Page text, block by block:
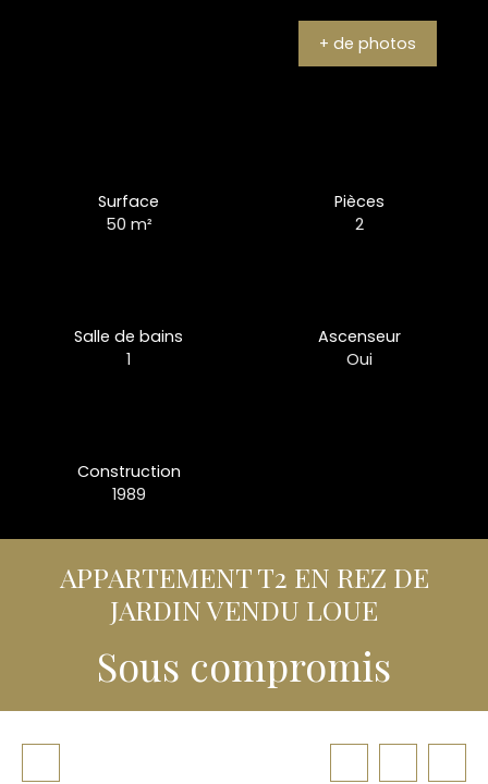
+ de photos
Surface
50 m²
Pièces
2
Salle de bains
1
Ascenseur
Oui
Construction
1989
APPARTEMENT T2 EN REZ DE
JARDIN VENDU LOUE
Sous compromis